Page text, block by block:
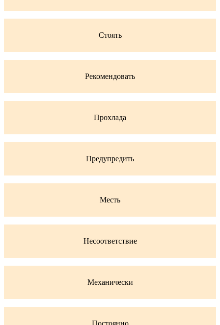
Стоять
Рекомендовать
Прохлада
Предупредить
Месть
Несоответствие
Механически